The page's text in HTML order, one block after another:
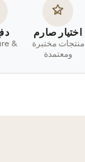
&
اختيار صارم
منتجات مختبرة
ومعتمدة